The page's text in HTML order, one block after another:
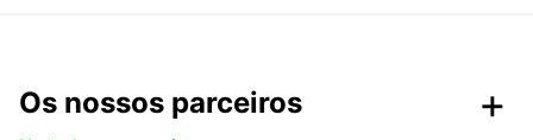
Os nossos parceiros